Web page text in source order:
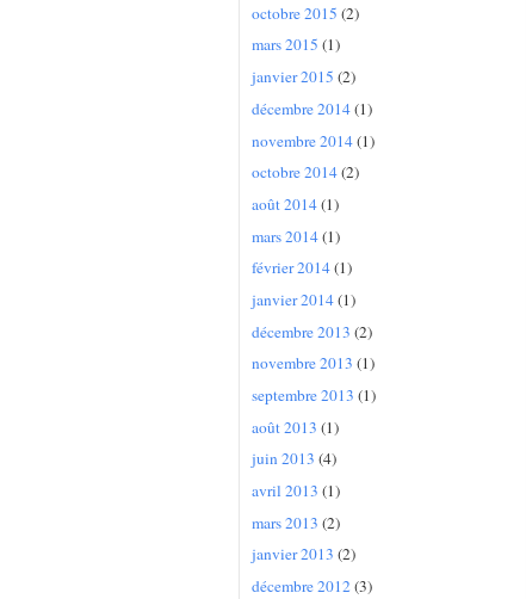
octobre 2015 (2)
mars 2015 (1)
janvier 2015 (2)
décembre 2014(1)
novembre 2014(1)
octobre 2014(2)
août 2014(1)
mars 2014(1)
février 2014(1)
janvier 2014(1)
décembre 2013 (2)
novembre 2013 (1)
septembre 2013 (1)
août 2013 (1)
juin 2013 (4)
avril 2013 (1)
mars 2013 (2)
janvier 2013 (2)
décembre 2012(3)